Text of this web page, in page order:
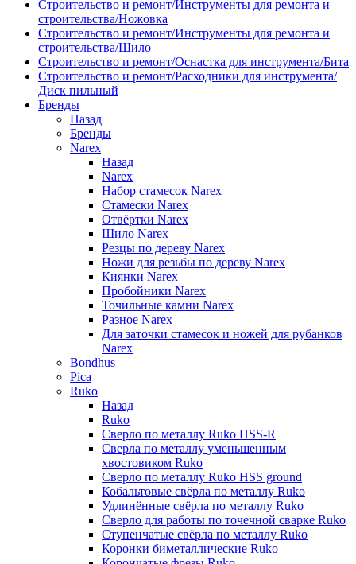
Строительство и ремонт/Инструменты для ремонта и
строительства/Ножовка
Строительство и ремонт/Инструменты для ремонта и
строительства/Шило
Строительство и ремонт/Оснастка для инструмента/Бита
Строительство и ремонт/Расходники для инструмента/
Диск пильный
Бренды
Назад
Бренды
Narex
Назад
Narex
Набор стамесок Narex
Стамески Narex
Отвёртки Narex
Шило Narex
Резцы по дереву Narex
Ножи для резьбы по дереву Narex
Киянки Narex
Пробойники Narex
Точильные камни Narex
Разное Narex
Для заточки стамесок и ножей для рубанков
Narex
Bondhus
Pica
Ruko
Назад
Ruko
Сверло по металлу Ruko HSS-R
Сверла по металлу уменьшенным
хвостовиком Ruko
Сверло по металлу Ruko HSS ground
Кобальтовые свёрла по металлу Ruko
Удлинённые свёрла по металлу Ruko
Сверло для работы по точечной сварке Ruko
Ступенчатые свёрла по металлу Ruko
Коронки биметаллические Ruko